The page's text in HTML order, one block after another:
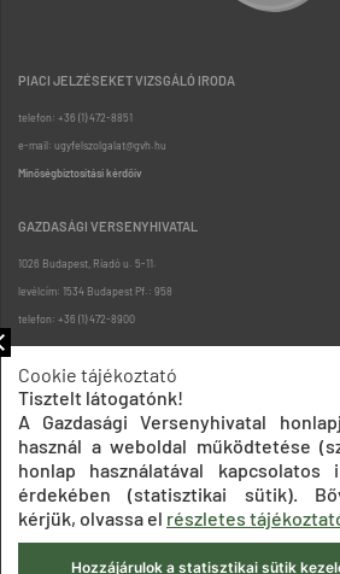
PIACI JELZÉSEKET VIZSGÁLÓ IRODA
telefon: +36 (1) 472-8851
e-mail: ugyfelszolgalat@gvh.hu
Minőségbiztosítási kérdőív
GAZDASÁGI VERSENYHIVATAL
1026 Budapest, Riadó u. 5-11.
levélcím: 1534 Budapest Pf.: 958
telefon: +36 (1) 472-8900
Cookie tájékoztató
Tisztelt látogatónk!
A Gazdasági Versenyhivatal
használ a weboldal működtetése
honlap használatával kapcsolatos
érdekében (statisztikai sütik).
kérjük, olvassa el részletes
Hozzájárulok a statisztikai sütik